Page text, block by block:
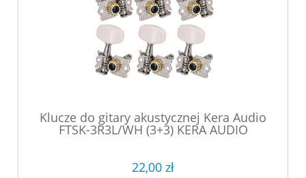
Klucze do gitary akustycznej Kera Audio
FTSK-3R3L/WH (3+3) KERA AUDIO
22,00 zł